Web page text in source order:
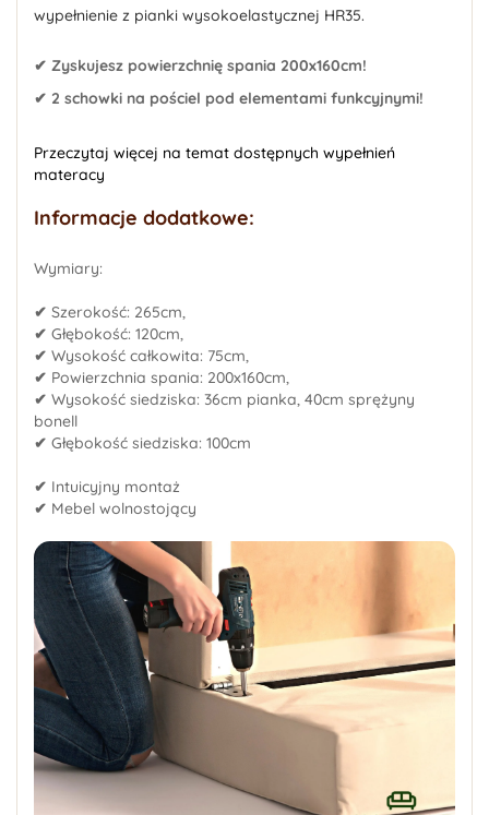
wypełnienie z pianki wysokoelastycznej HR35.
✔ Zyskujesz powierzchnię spania 200x160cm!
✔ 2 schowki na pościel pod elementami funkcyjnymi!
Przeczytaj więcej na temat dostępnych wypełnień
materacy
Informacje dodatkowe:
Wymiary:
✔ Szerokość: 265cm,
✔ Głębokość: 120cm,
✔ Wysokość całkowita: 75cm,
✔ Powierzchnia spania: 200x160cm,
✔ Wysokość siedziska: 36cm pianka, 40cm sprężyny
bonell
✔ Głębokość siedziska: 100cm
✔ Intuicyjny montaż
✔ Mebel wolnostojący